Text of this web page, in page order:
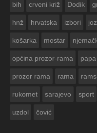
bih crveni križ Dodik
hnž hrvatska izbori
košarka mostar
općina prozor-rama
prozor rama rama
rukomet sarajevo sport
uzdol čović